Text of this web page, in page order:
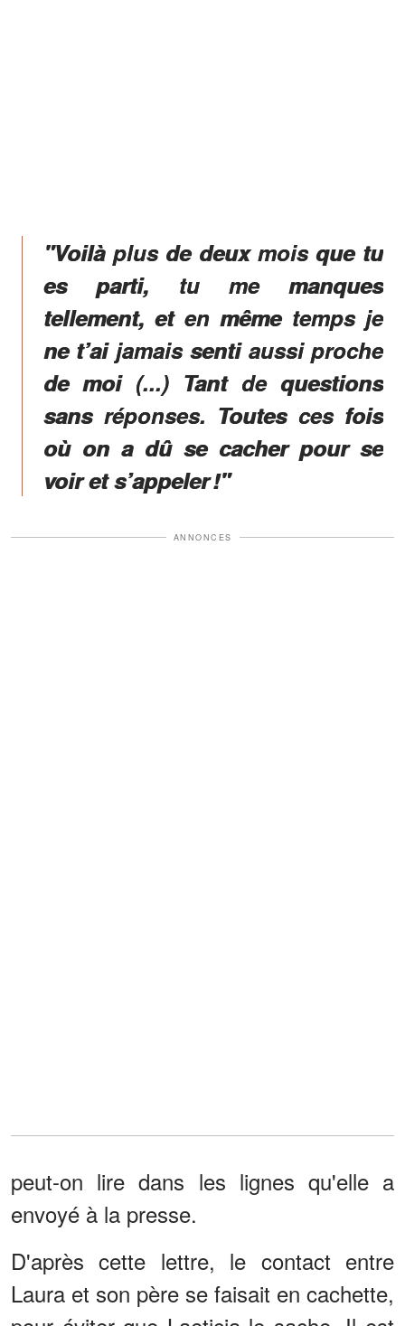
"Voilà plus de deux mois que tu
es parti, tu me manques
tellement, et en même temps je
ne t’ai jamais senti aussi proche
de moi (...) Tant de questions
sans réponses. Toutes ces fois
où on a dû se cacher pour se
voir et s’appeler !"
ANNONCES
peut-on lire dans les lignes qu'elle a
envoyé à la presse.
D'après cette lettre, le contact entre
Laura et son père se faisait en cachette,